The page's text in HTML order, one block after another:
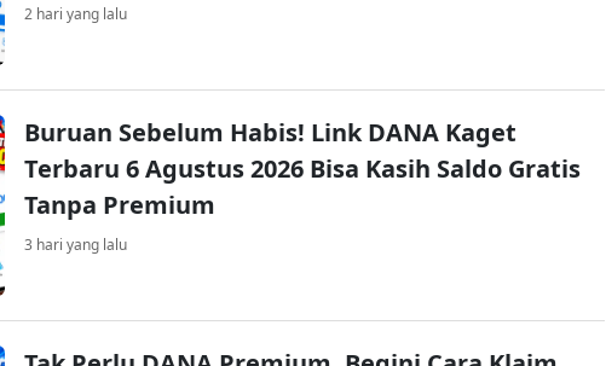
2 hari yang lalu
Buruan Sebelum Habis! Link DANA Kaget
Terbaru 6 Agustus 2026 Bisa Kasih Saldo Gratis
Tanpa Premium
3 hari yang lalu